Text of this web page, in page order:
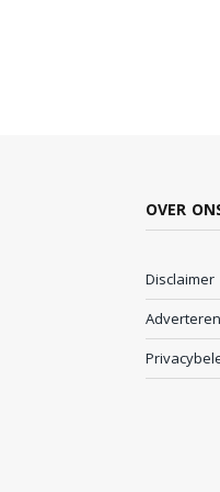
OVER
Disclaimer
Adverteren